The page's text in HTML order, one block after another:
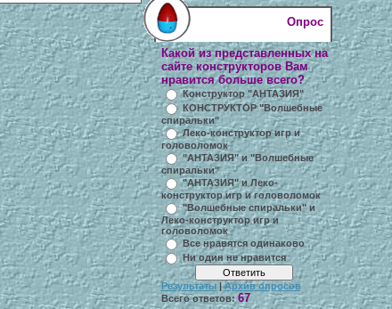
Опрос
Какой из представленных на
сайте конструкторов Вам
нравится больше всего?
Конструктор "АНТАЗИЯ"
КОНСТРУКТОР "Волшебные
спиральки"
Леко-конструктор игр и
головоломок
"АНТАЗИЯ" и "Волшебные
спиральки"
"АНТАЗИЯ" и Леко-
конструктор игр и головоломок
"Волшебные спиральки" и
Леко-конструктор игр и
головоломок
Все нравятся одинаково
Ни один не нравится
Результаты|Архив опросов
Всего ответов: 67